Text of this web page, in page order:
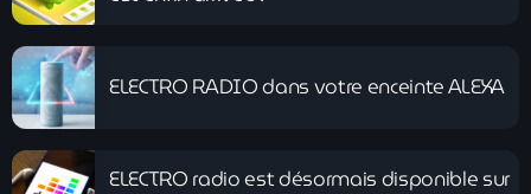
ELECTRO RADIO dans votre enceinte ALEXA
ELECTRO radio est désormais disponible sur